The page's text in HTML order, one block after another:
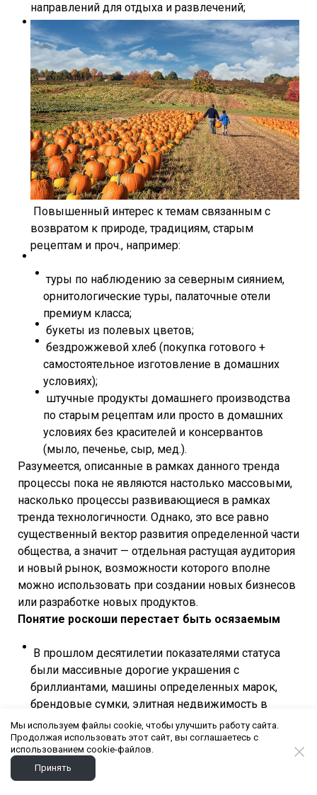
направлений для отдыха и развлечений;
Повышенный интерес к темам связанным с
возвратом к природе, традициям, старым
рецептам и проч., например:
туры по наблюдению за северным сиянием,
орнитологические туры, палаточные отели
премиум класса;
букеты из полевых цветов;
бездрожжевой хлеб (покупка готового +
самостоятельное изготовление в домашних
условиях);
штучные продукты домашнего производства
по старым рецептам или просто в домашних
условиях без красителей и консервантов
(мыло, печенье, сыр, мед.).
Разумеется, описанные в рамках данного тренда
процессы пока не являются настолько массовыми,
насколько процессы развивающиеся в рамках
тренда технологичности. Однако, это все равно
существенный вектор развития определенной части
общества, а значит — отдельная растущая аудитория
и новый рынок, возможности которого вполне
можно использовать при создании новых бизнесов
или разработке новых продуктов.
Понятие роскоши перестает быть осязаемым
В прошлом десятилетии показателями статуса
были массивные дорогие украшения с
бриллиантами, машины определенных марок,
брендовые сумки, элитная недвижимость в
определенных районах города.
Сегодня в эру повсеместного кредитования и
развития сервисов аренды все это доступно и
среднему классу, то есть перестает быть неким
Мы используем файлы cookie, чтобы улучшить работу сайта.
Продолжая использовать этот сайт, вы соглашаетесь с
использованием cookie-файлов.
Принять